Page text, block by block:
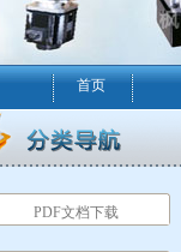
首页
PDF文档下载